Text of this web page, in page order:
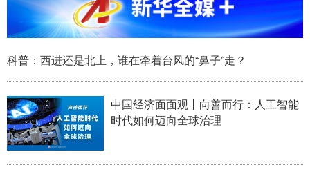
台湾 思客智库 全球连线 教育
科技 科创 量子 体育
文化 书画 健康
访谈
法律 中央文件 金融
食品
科普：西进还是北上，谁在牵着台风的“鼻子”走？
中国经济面面观丨向善而行：人工智能
时代如何迈向全球治理